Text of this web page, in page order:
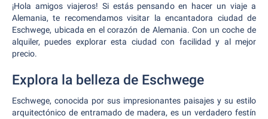
¡Hola amigos viajeros! Si estás pensando en hacer un viaje a
Alemania, te recomendamos visitar la encantadora ciudad de
Eschwege, ubicada en el corazón de Alemania. Con un coche de
alquiler, puedes explorar esta ciudad con facilidad y al mejor
precio.
Explora la belleza de Eschwege
Eschwege, conocida por sus impresionantes paisajes y su estilo
arquitectónico de entramado de madera, es un verdadero festín